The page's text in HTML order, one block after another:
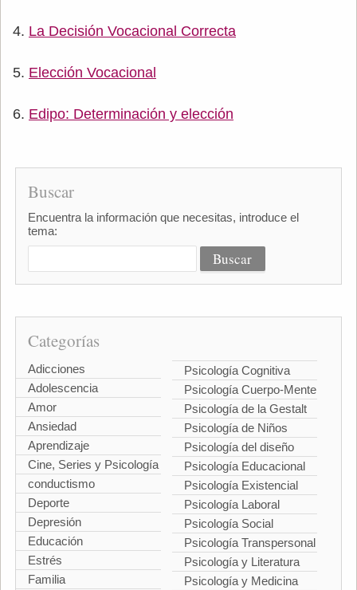
La Decisión Vocacional Correcta
Elección Vocacional
Edipo: Determinación y elección
Buscar
Encuentra la información que necesitas, introduce el
tema:
Categorías
Adicciones
Adolescencia
Amor
Ansiedad
Aprendizaje
Cine, Series y Psicología
conductismo
Deporte
Depresión
Educación
Estrés
Familia
Psicología Cognitiva
Psicología Cuerpo-Mente
Psicología de la Gestalt
Psicología de Niños
Psicología del diseño
Psicología Educacional
Psicología Existencial
Psicología Laboral
Psicología Social
Psicología Transpersonal
Psicología y Literatura
Psicología y Medicina